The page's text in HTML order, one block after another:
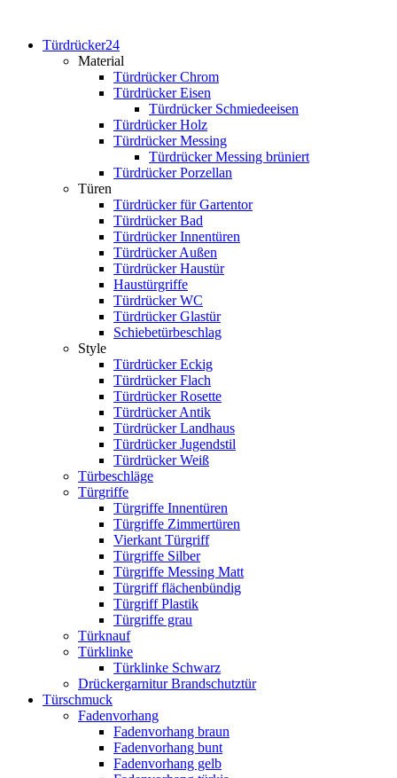
Türdrücker24
Material
Türdrücker Chrom
Türdrücker Eisen
Türdrücker Schmiedeeisen
Türdrücker Holz
Türdrücker Messing
Türdrücker Messing brüniert
Türdrücker Porzellan
Türen
Türdrücker für Gartentor
Türdrücker Bad
Türdrücker Innentüren
Türdrücker Außen
Türdrücker Haustür
Haustürgriffe
Türdrücker WC
Türdrücker Glastür
Schiebetürbeschlag
Style
Türdrücker Eckig
Türdrücker Flach
Türdrücker Rosette
Türdrücker Antik
Türdrücker Landhaus
Türdrücker Jugendstil
Türdrücker Weiß
Türbeschläge
Türgriffe
Türgriffe Innentüren
Türgriffe Zimmertüren
Vierkant Türgriff
Türgriffe Silber
Türgriffe Messing Matt
Türgriff flächenbündig
Türgriff Plastik
Türgriffe grau
Türknauf
Türklinke
Türklinke Schwarz
Drückergarnitur Brandschutztür
Türschmuck
Fadenvorhang
Fadenvorhang braun
Fadenvorhang bunt
Fadenvorhang gelb